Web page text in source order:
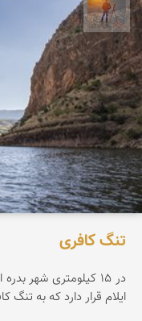
مهدی مخلصیان
تنگ کافری
در ۱۵ کیلومتری شهر
ایلام قرار دارد که به